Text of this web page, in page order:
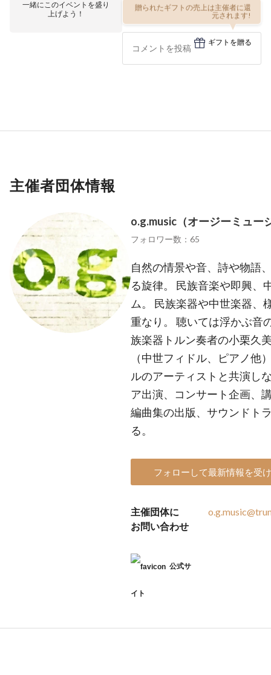
一緒にこのイベントを盛り
上げよう！
贈られたギフトの売上は主催者に還
元されます!
ギフトを贈る
主催者団体情報
o.g.music（オージーミュー
フォロワー数：65
自然の情景や音、詩や物語
る旋律。 民族音楽や即興、
ム。 民族楽器や中世楽器、
重なり。 聴いては浮かぶ音
族楽器トルン奏者の小栗久
（中世フィドル、ピアノ他
ルのアーティストと共演し
ア出演、コンサート企画、
編曲集の出版、サウンドト
る。
フォローして最新情報を受
主催団体に
お問い合わせ
公式サ
イト